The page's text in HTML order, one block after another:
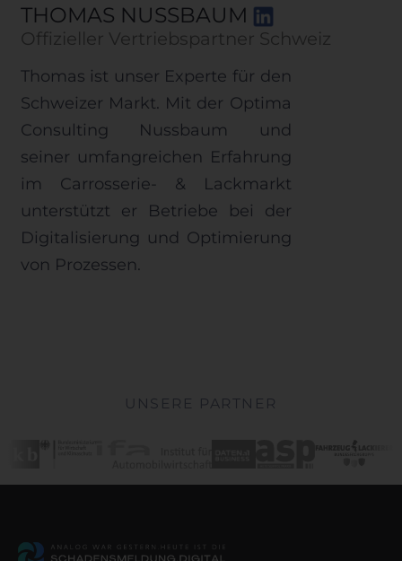
THOMAS NUSSBAUM
Offizieller Vertriebspartner Schweiz
Thomas ist unser Experte für den
Schweizer Markt. Mit der Optima
Consulting Nussbaum und
seiner umfangreichen Erfahrung
im Carrosserie- & Lackmarkt
unterstützt er Betriebe bei der
Digitalisierung und Optimierung
von Prozessen.
UNSERE PARTNER